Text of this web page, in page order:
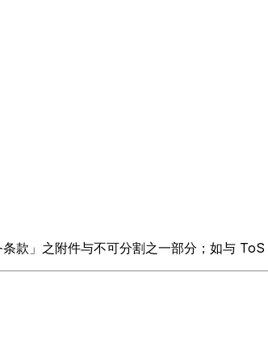
款」之附件与不可分割之一部分；如与